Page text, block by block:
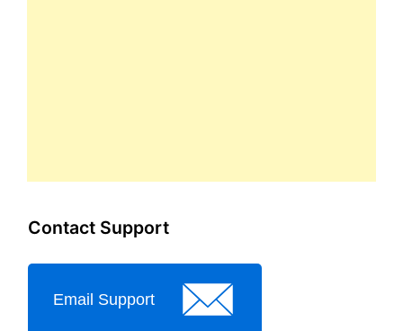
Contact Support
Email Support